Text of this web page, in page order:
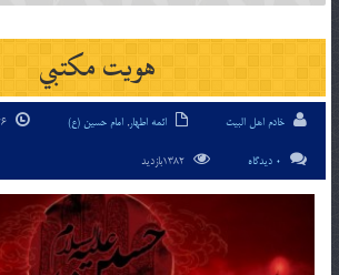
هويت مکتبي
خادم اهل البیت ائمه اطهار, امام حسین (ع)
0 دیدگاه